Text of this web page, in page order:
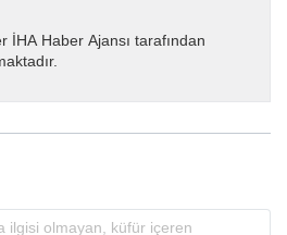
İHA Haber Ajansı tarafından